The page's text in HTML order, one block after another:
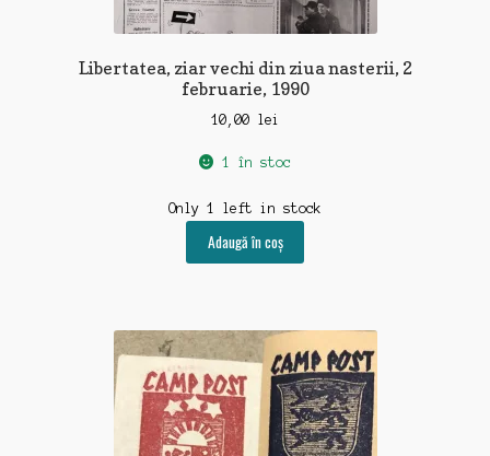
Libertatea, ziar vechi din ziua nasterii, 2
februarie, 1990
10,00 lei
1 în stoc
Only 1 left in stock
Adaugă în coș